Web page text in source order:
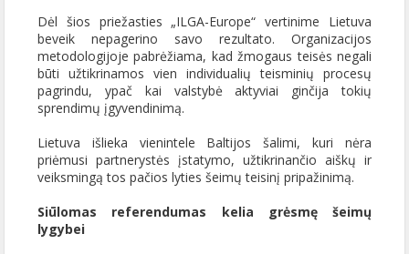
Dėl šios priežasties „ILGA-Europe“ vertinime Lietuva
beveik nepagerino savo rezultato. Organizacijos
metodologijoje pabrėžiama, kad žmogaus teisės negali
būti užtikrinamos vien individualių teisminių procesų
pagrindu, ypač kai valstybė aktyviai ginčija tokių
sprendimų įgyvendinimą.
Lietuva išlieka vienintele Baltijos šalimi, kuri nėra
priėmusi partnerystės įstatymo, užtikrinančio aiškų ir
veiksmingą tos pačios lyties šeimų teisinį pripažinimą.
Siūlomas referendumas kelia grėsmę šeimų
lygybei